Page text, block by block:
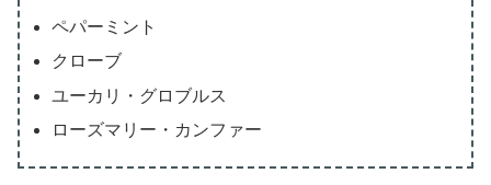
ペパーミント
クローブ
ユーカリ・グロブルス
ローズマリー・カンファー